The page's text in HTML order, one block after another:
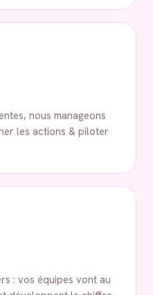
nous manageons
les actions & piloter
: vos équipes vont au